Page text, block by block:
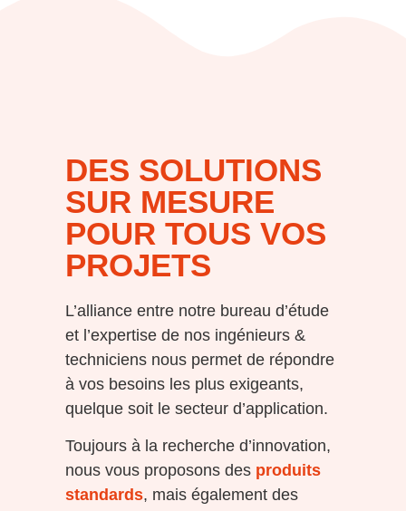
DES SOLUTIONS
SUR MESURE
POUR TOUS VOS
PROJETS
L’alliance entre notre bureau d’étude
et l’expertise de nos ingénieurs &
techniciens nous permet de répondre
à vos besoins les plus exigeants,
quelque soit le secteur d’application.
Toujours à la recherche d’innovation,
nous vous proposons des produits
standards, mais également des